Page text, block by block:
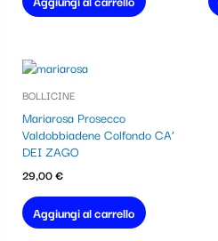
BOLLICINE
Mariarosa Prosecco
Valdobbiadene Colfondo CA’
DEI ZAGO
29,00€
Aggiungi al carrello